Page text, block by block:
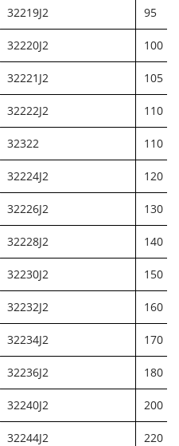
32219J2 95
32220J2 100
32221J2 105
32222J2 110
32322 110
32224J2 120
32226J2 130
32228J2 140
32230J2 150
32232J2 160
32234J2 170
32236J2 180
32240J2 200
32244J2 220